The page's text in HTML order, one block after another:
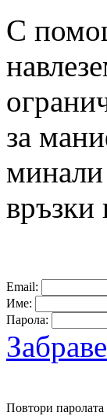
С
за
връзки
Email:
Име:
Парола:
Повтори паролата